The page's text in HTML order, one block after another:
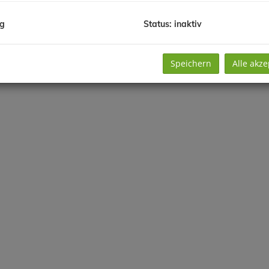
Status: inaktiv
Speichern Alle